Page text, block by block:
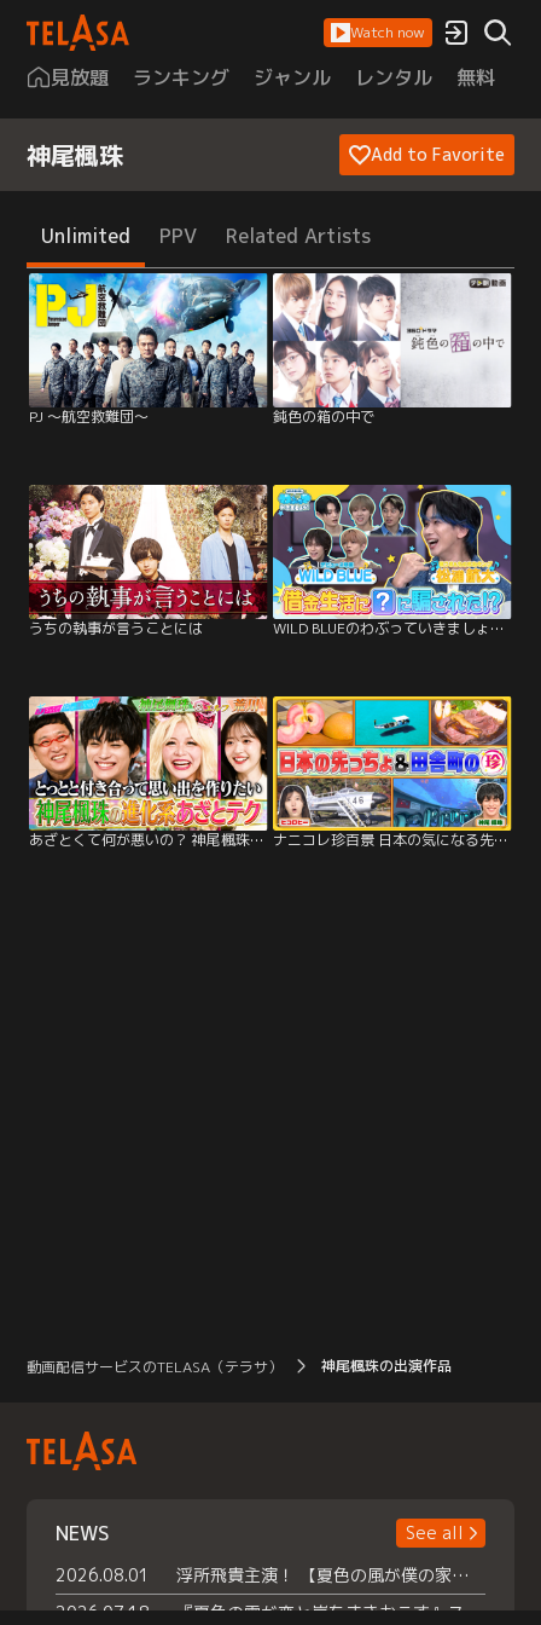
Watch now
見放題 ランキング ジャンル レンタル 無料
神尾楓珠 Add to Favorite
Unlimited PPV Related Artists
PJ ～航空救難団～ 鈍色の箱の中で
うちの執事が言うことには WILD BLUEのわぶっていきましょう！（2025/10/19放送分）＃02
あざとくて何が悪いの？ 神尾楓珠の進化系あざとテク＆SNSタイパ女子の秘技（2025/09/11放送分） ナニコレ珍百景 日本の気になる先っちょ大調査＆時間が貯まる！？田舎町の珍システム（2025/11/23放送分）
動画配信サービスのTELASA（テラサ） 神尾楓珠の出演作品
NEWS
See all
2026.08.01
浮所飛貴主演！ 【夏色の風が僕の家にやってきた】 本日よりテラサで独占配信スタート！
2026.07.18
『夏色の雲が恋と嵐をまきおこす』スペシャルメイキング 【Part1】2026年７月18日（土）23時30分～配信スタート！話題のシーンの裏側を大公開！豪華キャスト大集合！ 『武宮家 真夏の家族会議』開催！